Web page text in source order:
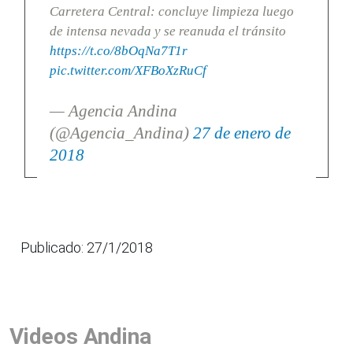
Carretera Central: concluye limpieza luego
de intensa nevada y se reanuda el tránsito
https://t.co/8bOqNa7T1r
pic.twitter.com/XFBoXzRuCf
— Agencia Andina
(@Agencia_Andina) 27 de enero de
2018
Publicado: 27/1/2018
Videos Andina